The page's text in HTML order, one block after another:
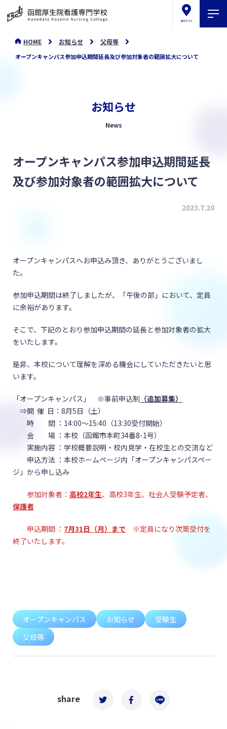
access
HOME お知らせ 父母等
オープンキャンパス参加申込期間延長及び参加対象者の範囲拡大について
お知らせ
News
オープンキャンパス参加申込期間延長
及び参加対象者の範囲拡大について
2023.7.20
オープンキャンパスへお申込み頂き、ありがとうございまし
た。
参加申込期間は終了しましたが、「午後の部」において、定員
に余裕があります。
そこで、下記のとおり参加申込期間の延長と参加対象者の拡大
をいたします。
是非、本校について理解を深める機会にしていただきたいと思
います。
「オープンキャンパス」 ※事前申込制 （追加募集）
⇒開 催 日：8月5日（土）
時 間 ：14:00～15:40（13:30受付開始）
会 場 ：本校（函館市本町34番8-1号）
実施内容 ：学校概要説明・校内見学・在校生との交流など
申込方法 ：本校ホームページ内「オープンキャンパスペー
ジ」から申し込み
参加対象者： 高校2年生、高校3年生、社会人受験予定者、
保護者
申込期間 ： 7月31日（月）まで ※定員になり次第受付を
終了いたします。
オープンキャンパス お知らせ
受験生
父母等
share